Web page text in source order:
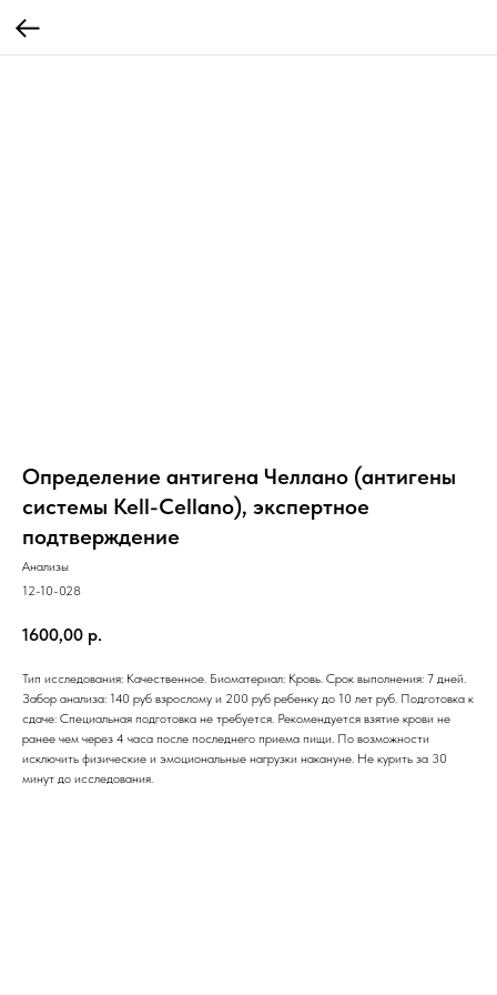
Определение антигена Челлано (антигены
системы Kell-Cellano), экспертное
подтверждение
Анализы
12-10-028
1600,00 р.
Тип исследования: Качественное. Биоматериал: Кровь. Срок выполнения: 7 дней.
Забор анализа: 140 руб взрослому и 200 руб ребенку до 10 лет руб. Подготовка к
сдаче: Специальная подготовка не требуется. Рекомендуется взятие крови не
ранее чем через 4 часа после последнего приема пищи. По возможности
исключить физические и эмоциональные нагрузки накануне. Не курить за 30
минут до исследования.